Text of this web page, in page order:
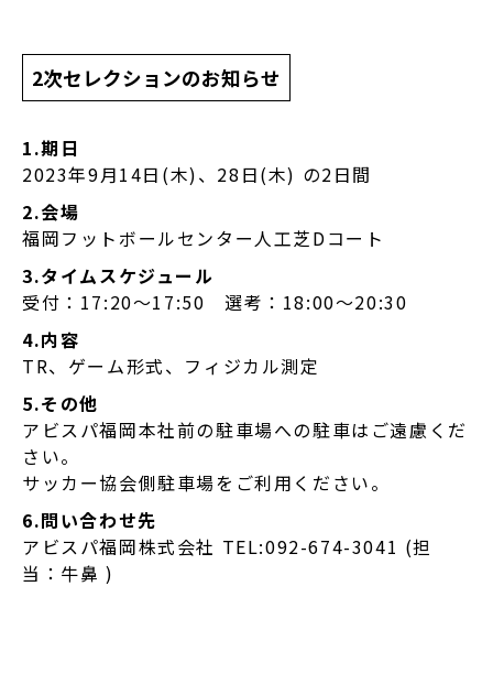
2次セレクションのお知らせ
1.期日
2023年9月14日(木)、28日(木) の2日間
2.会場
福岡フットボールセンター人工芝Dコート
3.タイムスケジュール
受付：17:20～17:50 選考：18:00〜20:30
4.内容
TR、ゲーム形式、フィジカル測定
5.その他
アビスパ福岡本社前の駐車場への駐車はご遠慮くだ
さい。
サッカー協会側駐車場をご利用ください。
6.問い合わせ先
アビスパ福岡株式会社 TEL:092-674-3041 (担
当：牛鼻 )